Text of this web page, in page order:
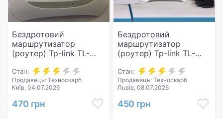
Бездротовий
маршрутизатор
(роутер) Tp-link TL-
Стан:
Продавець: Техноскарб
Київ, 04.07.2026
470 грн
Бездротовий
маршрутизатор
(роутер) Tp-link TL-
Стан:
Продавець: Техноскарб
Львів, 08.07.2026
450 грн